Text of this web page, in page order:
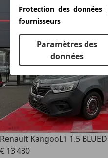
Renault KangooL1 1.5
€ 13 480
Protection des données |
fournisseurs
Paramètres des
données